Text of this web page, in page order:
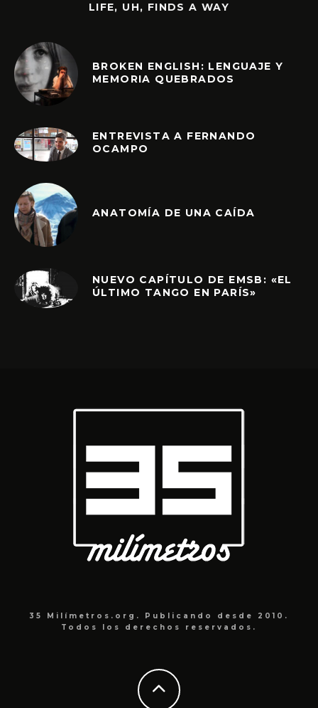
LIFE, UH, FINDS A WAY
BROKEN ENGLISH: LENGUAJE Y
MEMORIA QUEBRADOS
ENTREVISTA A FERNANDO
OCAMPO
ANATOMÍA DE UNA CAÍDA
NUEVO CAPÍTULO DE EMSB: «EL
ÚLTIMO TANGO EN PARÍS»
35 Milímetros.org. Publicando desde 2010.
Todos los derechos reservados.